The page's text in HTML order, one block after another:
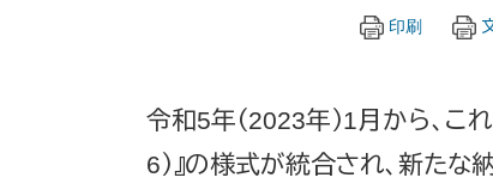
印刷
令和5年（2023年）1月から、こ
6）』の様式が統合され、新た